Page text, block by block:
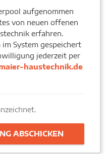
aufgenommen
von neuen offenen
erfahren.
System gespeichert
jederzeit per
haustechnik.de